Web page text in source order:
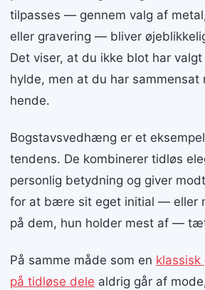
tilpasses — gennem valg af
eller gravering — bliver
Det viser, at du ikke blot har
hylde, men at du har sammensat
hende.
Bogstavsvedhæng er et
tendens. De kombinerer tidløs
personlig betydning og giver
for at bære sit eget initial — eller
på dem, hun holder mest af —
På samme måde som en
på tidløse dele aldrig går af